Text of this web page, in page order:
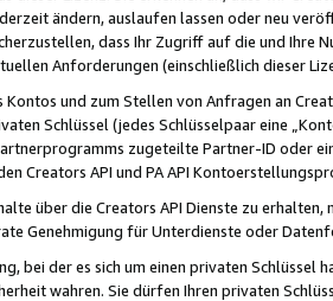
ändern, auslaufen lassen oder neu
dass Ihr Zugriff auf die und Ihre
Anforderungen (einschließlich dieser
und zum Stellen von Anfragen an
Schlüssel (jedes Schlüsselpaar eine
zugeteilte Partner-ID oder
Creators API und PA API
über die Creators API Dienste zu
Genehmigung für Unterdienste oder
bei der es sich um einen privaten
wahren. Sie dürfen Ihren privaten